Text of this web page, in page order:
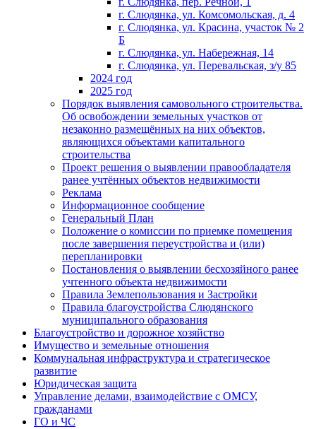
г. Слюдянка, ул. Комсомольская, д. 4
г. Слюдянка, ул. Красина, участок № 2
Б
г. Слюдянка, ул. Набережная, 14
г. Слюдянка, ул. Перевальская, з/у 85
2024 год
2025 год
Порядок выявления самовольного строительства.
Об освобождении земельных участков от
незаконно размещённых на них объектов,
являющихся объектами капитального
строительства
Проект решения о выявлении правообладателя
ранее учтённых объектов недвижимости
Реклама
Информационное сообщение
Генеральный План
Положение о комиссии по приемке помещения
после завершения переустройства и (или)
перепланировки
Постановления о выявлении бесхозяйного ранее
учтенного объекта недвижимости
Правила Землепользования и Застройки
Правила благоустройства Слюдянского
муниципального образования
Благоустройство и дорожное хозяйство
Имущество и земельные отношения
Коммунальная инфраструктура и стратегическое
развитие
Юридическая защита
Управление делами, взаимодействие с ОМСУ,
гражданами
ГО и ЧС